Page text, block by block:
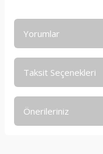
Yorumlar
Taksit Seçenekleri
Önerileriniz